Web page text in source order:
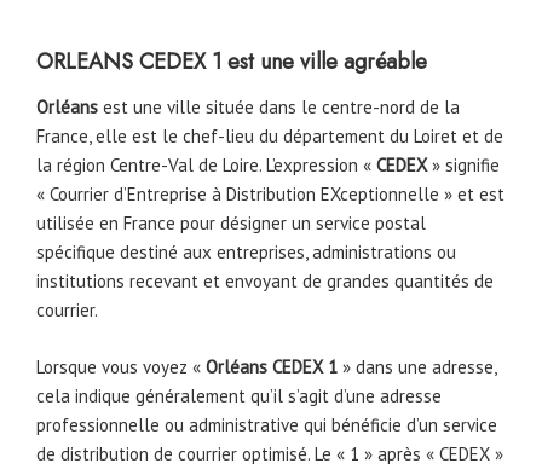
ORLEANS CEDEX 1 est une ville agréable
Orléans est une ville située dans le centre-nord de la
France, elle est le chef-lieu du département du Loiret et de
la région Centre-Val de Loire. L’expression « CEDEX» signifie
« Courrier d’Entreprise à Distribution EXceptionnelle » et est
utilisée en France pour désigner un service postal
spécifique destiné aux entreprises, administrations ou
institutions recevant et envoyant de grandes quantités de
courrier.
Lorsque vous voyez « Orléans CEDEX 1 » dans une adresse,
cela indique généralement qu’il s’agit d’une adresse
professionnelle ou administrative qui bénéficie d’un service
de distribution de courrier optimisé. Le « 1 » après « CEDEX »